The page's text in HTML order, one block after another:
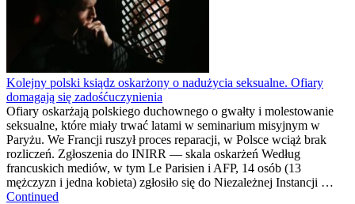
Kolejny polski ksiądz oskarżony o nadużycia seksualne. Ofiary
domagają się zadośćuczynienia
Ofiary oskarżają polskiego duchownego o gwałty i molestowanie
seksualne, które miały trwać latami w seminarium misyjnym w
Paryżu. We Francji ruszył proces reparacji, w Polsce wciąż brak
rozliczeń. Zgłoszenia do INIRR — skala oskarżeń Według
francuskich mediów, w tym Le Parisien i AFP, 14 osób (13
mężczyzn i jedna kobieta) zgłosiło się do Niezależnej Instancji …
Continued